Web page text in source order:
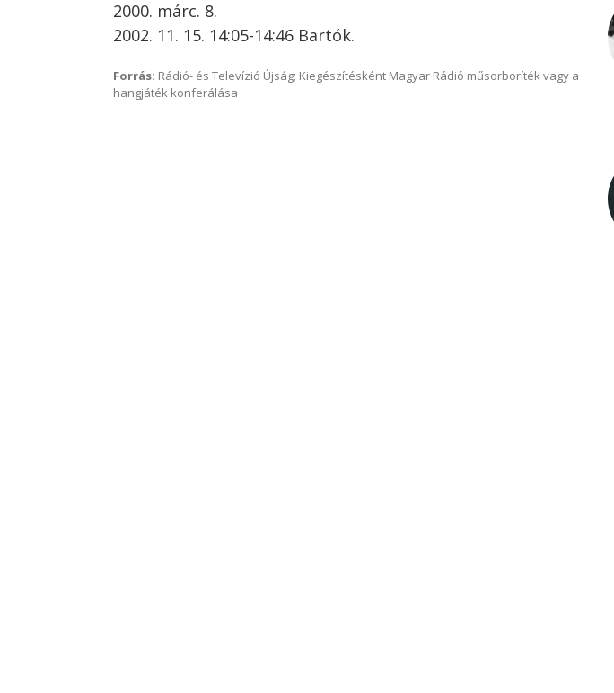
2000. márc. 8.
2002. 11. 15. 14:05-14:46 Bartók.
Forrás: Rádió- és Televízió Újság; Kiegészítésként Magyar Rádió műsorboríték vagy a
hangjáték konferálása